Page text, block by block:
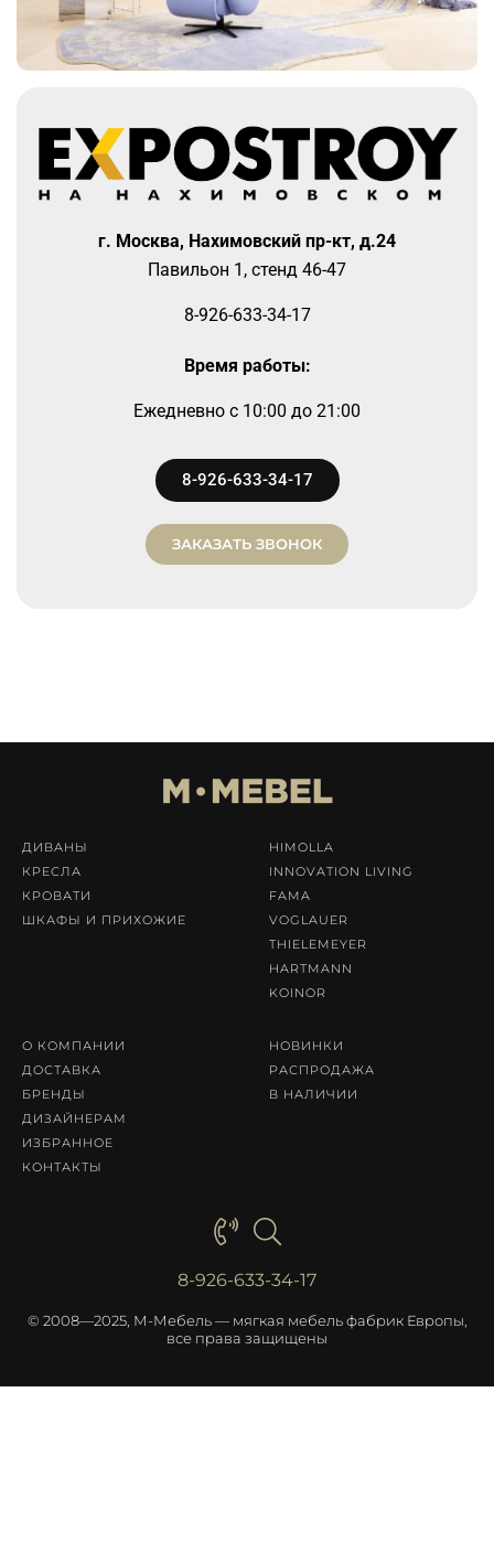
г. Москва, Нахимовский пр-кт, д.24
Павильон 1, стенд 46-47
8-926-633-34-17
Время работы:
Ежедневно c 10:00 до 21:00
8-926-633-34-17
ЗАКАЗАТЬ ЗВОНОК
ДИВАНЫ
КРЕСЛА
КРОВАТИ
ШКАФЫ И ПРИХОЖИЕ
HIMOLLA
INNOVATION LIVING
FAMA
VOGLAUER
THIELEMEYER
HARTMANN
KOINOR
О КОМПАНИИ
ДОСТАВКА
БРЕНДЫ
ДИЗАЙНЕРАМ
ИЗБРАННОЕ
КОНТАКТЫ
НОВИНКИ
РАСПРОДАЖА
В НАЛИЧИИ
8-926-633-34-17
© 2008—2025, М-Мебель — мягкая мебель фабрик Европы,
все права защищены